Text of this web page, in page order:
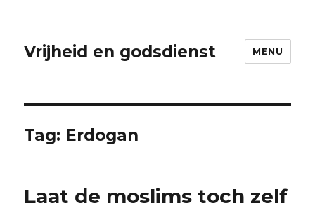
Vrijheid en godsdienst MENU
Tag: Erdogan
Laat de moslims toch zelf